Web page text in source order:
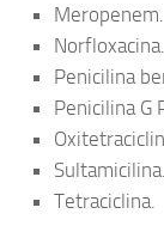
Meropenem.
Norfloxacina.
Penicilina
Penicilina G
Sultamicilina.
Tetraciclina.